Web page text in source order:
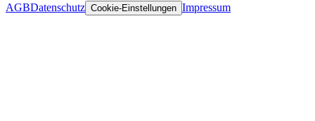
AGBDatenschutz Cookie-Einstellungen Impressum